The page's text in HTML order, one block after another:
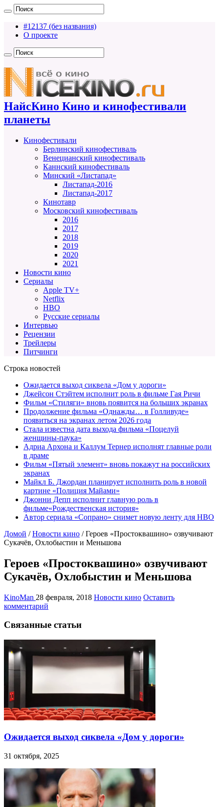
#12137 (без названия)
О проекте
НайсКино Кино и кинофестивали
планеты
Кинофестивали
Берлинский кинофестиваль
Венецианский кинофестиваль
Каннский кинофестиваль
Минский «Листапад»
Листапад-2016
Листапад-2017
Кинотавр
Московский кинофестиваль
2016
2017
2018
2019
2020
2021
Новости кино
Сериалы
Apple TV+
Netflix
HBO
Русские сериалы
Интервью
Рецензии
Трейлеры
Питчинги
Строка новостей
Ожидается выход сиквела «Дом у дороги»
Джейсон Стэйтем исполнит роль в фильме Гая Ричи
Фильм «Стиляги» вновь появится на больших экранах
Продолжение фильма «Однажды… в Голливуде»
появиться на экранах летом 2026 года
Стала известна дата выхода фильма «Поцелуй
женщины-паука»
Адриа Архона и Каллум Тернер исполнят главные роли
в драме
Фильм «Пятый элемент» вновь покажут на российских
экранах
Майкл Б. Джордан планирует исполнить роль в новой
картине «Полиция Майами»
Джонни Депп исполнит главную роль в
фильме«Рождественская история»
Автор сериала «Сопрано» снимет новую ленту для HBO
Домой / Новости кино / Героев «Простоквашино» озвучивают
Сукачёв, Охлобыстин и Меньшова
Героев «Простоквашино» озвучивают
Сукачёв, Охлобыстин и Меньшова
KinoMan 28 февраля, 2018 Новости кино Оставить
комментарий
Связанные статьи
Ожидается выход сиквела «Дом у дороги»
31 октября, 2025